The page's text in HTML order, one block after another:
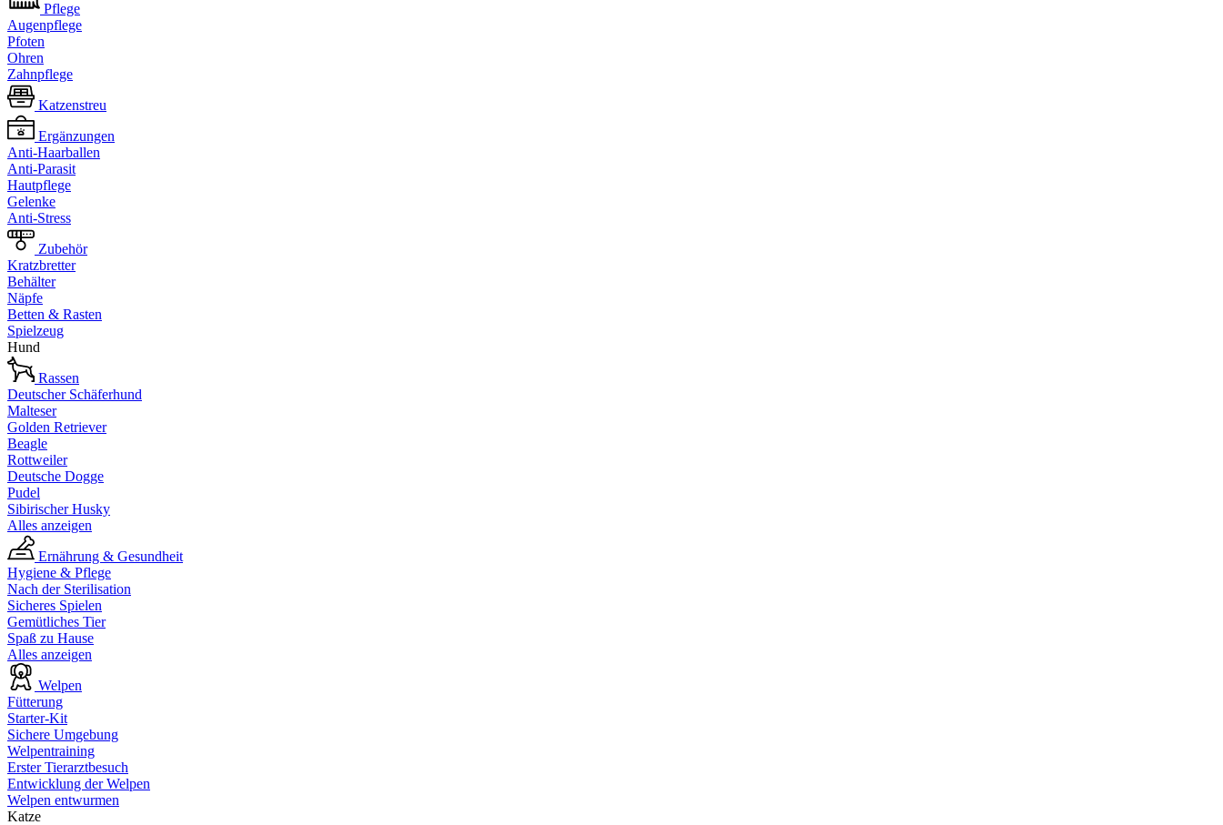
Pflege
Augenpflege
Pfoten
Ohren
Zahnpflege
Katzenstreu
Ergänzungen
Anti-Haarballen
Anti-Parasit
Hautpflege
Gelenke
Anti-Stress
Zubehör
Kratzbretter
Behälter
Näpfe
Betten & Rasten
Spielzeug
Hund
Rassen
Deutscher Schäferhund
Malteser
Golden Retriever
Beagle
Rottweiler
Deutsche Dogge
Pudel
Sibirischer Husky
Alles anzeigen
Ernährung & Gesundheit
Hygiene & Pflege
Nach der Sterilisation
Sicheres Spielen
Gemütliches Tier
Spaß zu Hause
Alles anzeigen
Welpen
Fütterung
Starter-Kit
Sichere Umgebung
Welpentraining
Erster Tierarztbesuch
Entwicklung der Welpen
Welpen entwurmen
Katze